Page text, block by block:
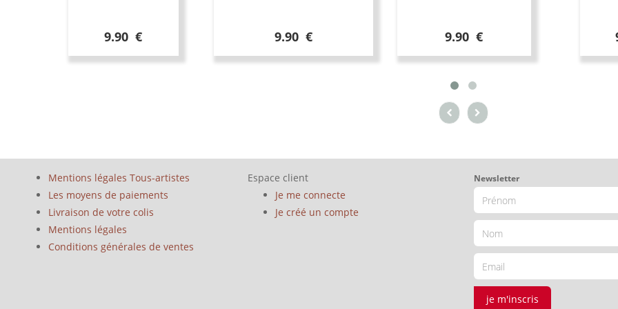
9.90 € 9.90 € 9.90 €
Mentions légales Tous-artistes
Les moyens de paiements
Livraison de votre colis
Mentions légales
Conditions générales de ventes
Espace client
Je me connecte
Je créé un compte
Newsletter
je m'inscris